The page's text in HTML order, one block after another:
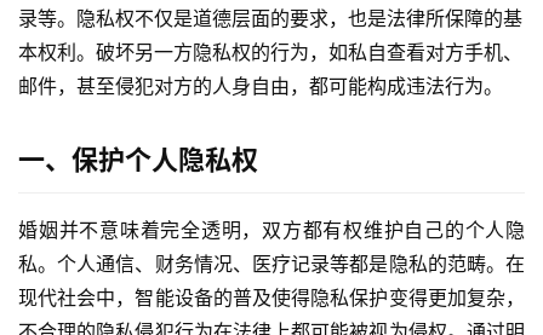
录等。隐私权不仅是道德层面的要求，也是法律所保障的基
本权利。破坏另一方隐私权的行为，如私自查看对方手机、
邮件，甚至侵犯对方的人身自由，都可能构成违法行为。
一、保护个人隐私权
婚姻并不意味着完全透明，双方都有权维护自己的个人隐
私。个人通信、财务情况、医疗记录等都是隐私的范畴。在
现代社会中，智能设备的普及使得隐私保护变得更加复杂，